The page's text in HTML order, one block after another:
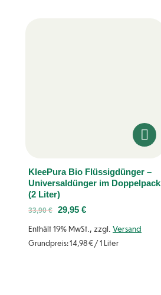
KleePura Bio Flüssigdünger –
Universaldünger im Doppelpack
(2 Liter)
33,90€ 29,95 €
Enthält 19% MwSt., zzgl. Versand
Grundpreis:14,98€/ 1 Liter